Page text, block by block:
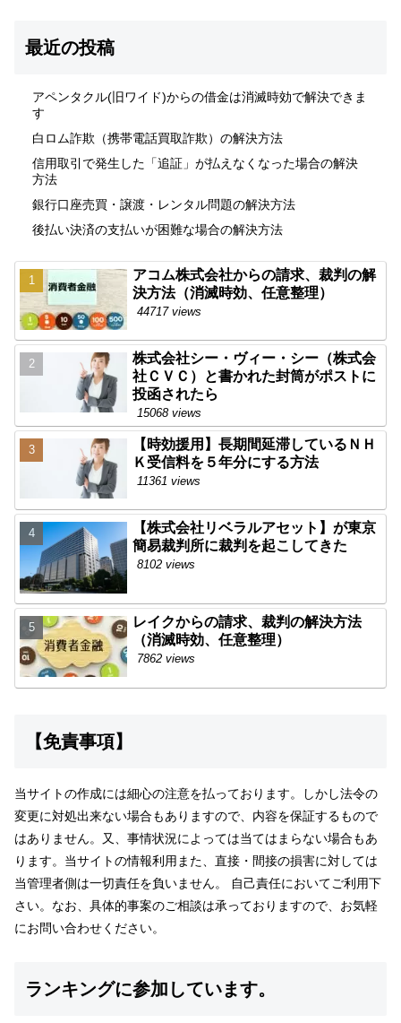
最近の投稿
アペンタクル(旧ワイド)からの借金は消滅時効で解決できま
す
白ロム詐欺（携帯電話買取詐欺）の解決方法
信用取引で発生した「追証」が払えなくなった場合の解決
方法
銀行口座売買・譲渡・レンタル問題の解決方法
後払い決済の支払いが困難な場合の解決方法
アコム株式会社からの請求、裁判の解
決方法（消滅時効、任意整理）
44717 views
株式会社シー・ヴィー・シー（株式会
社ＣＶＣ）と書かれた封筒がポストに
投函されたら
15068 views
【時効援用】長期間延滞しているＮＨ
Ｋ受信料を５年分にする方法
11361 views
【株式会社リベラルアセット】が東京
簡易裁判所に裁判を起こしてきた
8102 views
レイクからの請求、裁判の解決方法
（消滅時効、任意整理）
7862 views
【免責事項】
当サイトの作成には細心の注意を払っております。しかし法令の
変更に対処出来ない場合もありますので、内容を保証するもので
はありません。又、事情状況によっては当てはまらない場合もあ
ります。当サイトの情報利用また、直接・間接の損害に対しては
当管理者側は一切責任を負いません。 自己責任においてご利用下
さい。なお、具体的事案のご相談は承っておりますので、お気軽
にお問い合わせください。
ランキングに参加しています。